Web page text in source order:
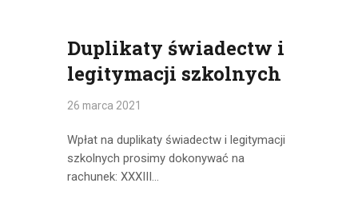
UCZNIOWIE
KANDYDACI
RODZICE
WYDARZENIA
KONTAKT
Duplikaty świadectw i
legitymacji szkolnych
26 marca 2021
Wpłat na duplikaty świadectw i legitymacji
szkolnych prosimy dokonywać na
rachunek: XXXIII…